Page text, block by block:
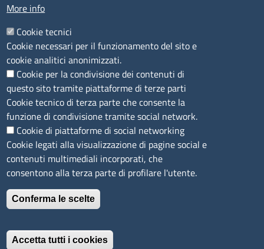
P.IVA01047570906
Codice Fiscale
Codice Univoco per le fatture elettroniche: UFPXFS
LINK UTILI
Segnalazione di illecito
Amministrazione Trasparente
Accesso riservato
Dichiarazione di accessibilità
Mappa del sito
È un servizio realizzato da
More info
Cookie tecnici
Cookie necessari per il funzionamento del sito e
cookie analitici anonimizzati.
Cookie per la condivisione dei contenuti di
questo sito tramite piattaforme di terze parti
Cookie tecnico di terza parte che consente la
funzione di condivisione tramite social network.
Cookie di piattaforme di social networking
Cookie legati alla visualizzazione di pagine social e
contenuti multimediali incorporati, che
consentono alla terza parte di profilare l'utente.
Conferma le scelte
Accetta tutti i cookies